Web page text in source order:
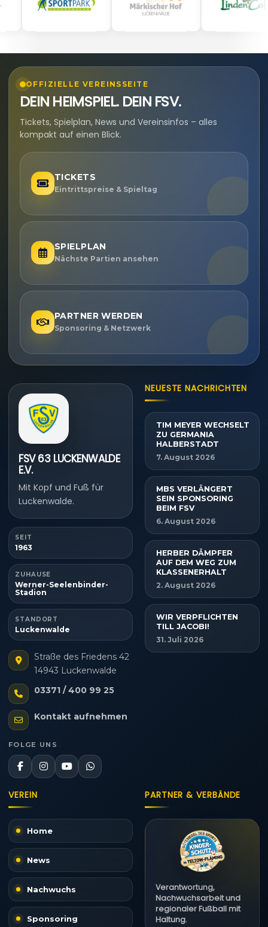
OFFIZIELLE VEREINSSEITE
DEIN HEIMSPIEL. DEIN FSV.
Tickets, Spielplan, News und Vereinsinfos – alles
kompakt auf einen Blick.
TICKETS
Eintrittspreise & Spieltag
SPIELPLAN
Nächste Partien ansehen
PARTNER WERDEN
Sponsoring & Netzwerk
FSV 63 LUCKENWALDE
E.V.
Mit Kopf und Fuß für
Luckenwalde.
SEIT
1963
ZUHAUSE
Werner-Seelenbinder-
Stadion
STANDORT
Luckenwalde
Straße des Friedens 42
14943 Luckenwalde
03371 / 400 99 25
Kontakt aufnehmen
FOLGE UNS
NEUESTE NACHRICHTEN
TIM MEYER WECHSELT
ZU GERMANIA
HALBERSTADT
7. August 2026
MBS VERLÄNGERT
SEIN SPONSORING
BEIM FSV
6. August 2026
HERBER DÄMPFER
AUF DEM WEG ZUM
KLASSENERHALT
2. August 2026
WIR VERPFLICHTEN
TILL JACOBI!
31. Juli 2026
VEREIN
Home
News
Nachwuchs
Sponsoring
PARTNER & VERBÄNDE
Verantwortung,
Nachwuchsarbeit und
regionaler Fußball mit
Haltung.